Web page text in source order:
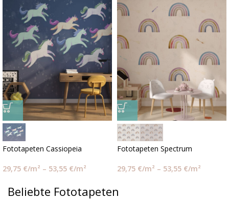
Fototapeten Cassiopeia
29,75 €/m² – 53,55 €/m²
Fototapeten Spectrum
29,75 €/m² – 53,55 €/m²
Beliebte Fototapeten